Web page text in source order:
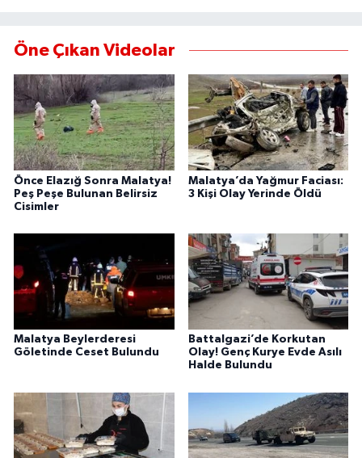
Öne Çıkan Videolar
Önce Elazığ Sonra Malatya!
Peş Peşe Bulunan Belirsiz
Cisimler
Malatya’da Yağmur Faciası:
3 Kişi Olay Yerinde Öldü
Malatya Beylerderesi
Göletinde Ceset Bulundu
Battalgazi’de Korkutan
Olay! Genç Kurye Evde Asılı
Halde Bulundu